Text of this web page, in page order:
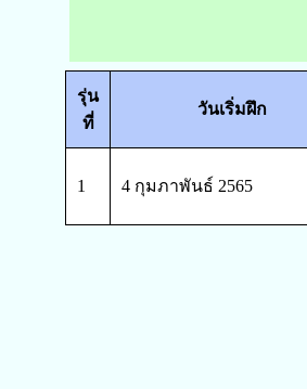
รุ่น
ที่
วันเริ่มฝึก
1 4 กุมภาพันธ์ 2565